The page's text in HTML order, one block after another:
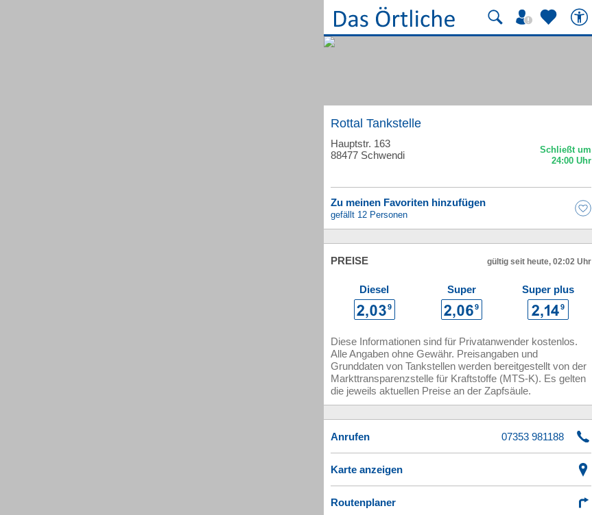
Rottal Tankstelle
Hauptstr. 163
88477 Schwendi
Zu meinen Favoriten hinzufügen
gefällt 12 Personen
PREISE gültig seit heute, 02:02 Uhr
Diesel Super Super plus
Diese Informationen sind für Privatanwender kostenlos.
Alle Angaben ohne Gewähr. Preisangaben und
Grunddaten von Tankstellen werden bereitgestellt von der
Markttransparenzstelle für Kraftstoffe (MTS-K). Es gelten
die jeweils aktuellen Preise an der Zapfsäule.
Anrufen
Karte anzeigen
Routenplaner